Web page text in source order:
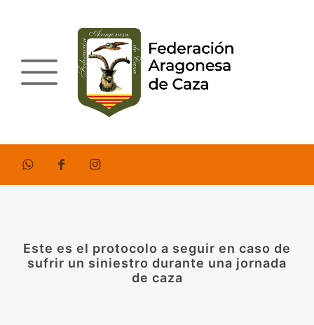
Este es el protocolo a seguir en caso de
sufrir un siniestro durante una jornada
de caza